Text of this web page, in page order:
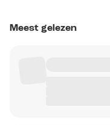
Meest gelezen